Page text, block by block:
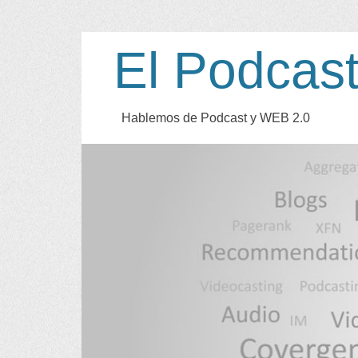
El
Hablemos de Podcast y WEB 2.0